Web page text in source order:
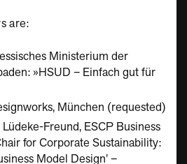
are:
Ministerium der
»HSUD – Einfach gut für
München (requested)
Freund, ESCP Business
for Corporate Sustainability:
Model Design’ –